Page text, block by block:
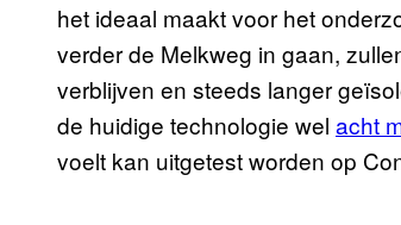
het ideaal maakt voor het
verder de Melkweg in gaan,
verblijven en steeds langer
de huidige technologie wel acht
voelt kan uitgetest worden op